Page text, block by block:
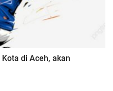
di Aceh, akan